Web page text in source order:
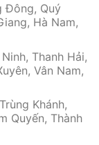
Đông, Quý
Hà Nam,
Thanh Hải,
Vân Nam,
Khánh,
Quyến, Thành